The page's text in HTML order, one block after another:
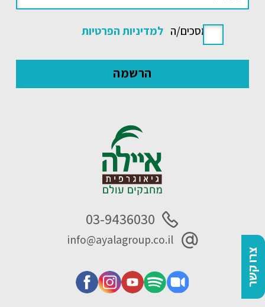
צרו קשר
אני מסכים/ה למדיניות הפרטיות
03-9436030
info@ayalagroup.co.il